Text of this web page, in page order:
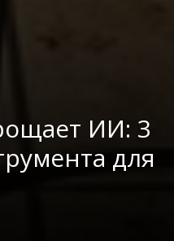
ИИ: 3
для